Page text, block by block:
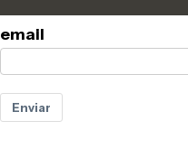
email
Enviar